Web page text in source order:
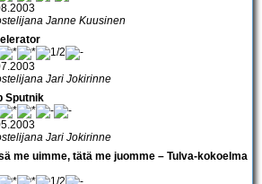
Janne Kuusinen
Jari Jokirinne
Sputnik
Jari Jokirinne
me uimme, tätä me juomme – Tulva-kokoelma